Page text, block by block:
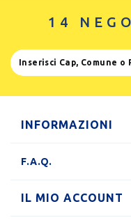
14
INFORMAZIONI
F.A.Q.
IL MIO ACCOUNT